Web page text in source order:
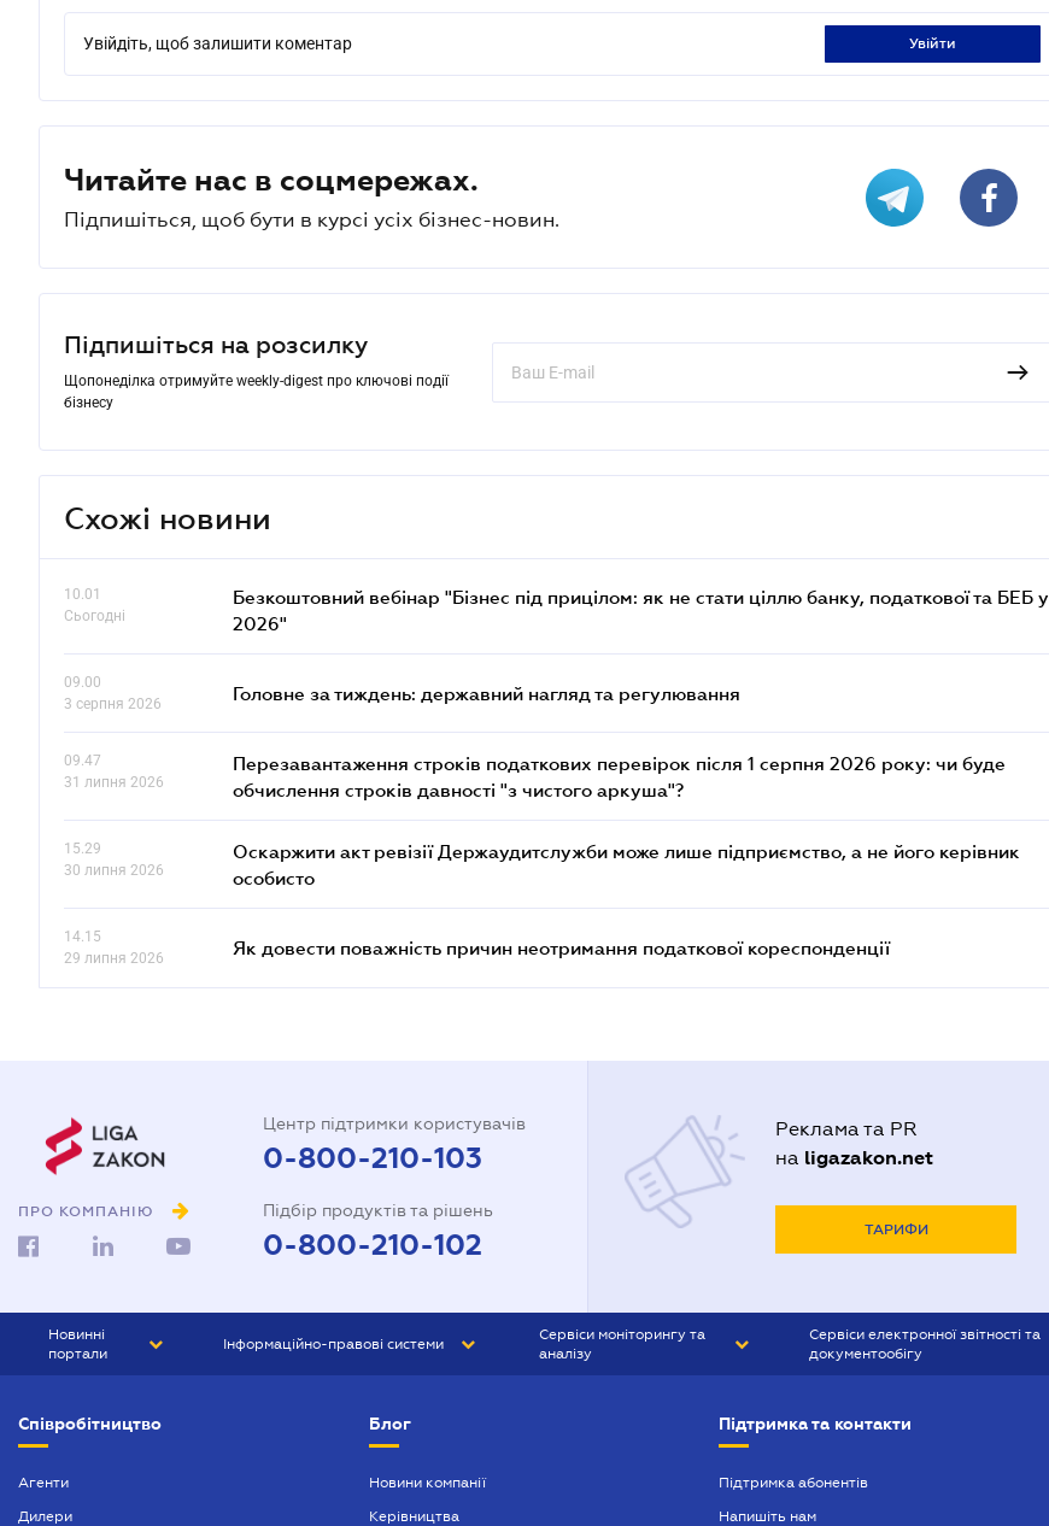
Увійдіть, щоб залишити коментар увійти
Читайте нас в соцмережах.
Підпишіться, щоб бути в курсі усіх бізнес-новин.
Підпишіться на розсилку
Щопонеділка отримуйте weekly-digest про ключові події
бізнесу
Схожі новини
10.01
Сьогодні
Безкоштовний вебінар "Бізнес під прицілом: як не стати ціллю банку, податкової та БЕБ у
2026"
09.00
3 серпня 2026
Головне за тиждень: державний нагляд та регулювання
09.47
31 липня 2026
Перезавантаження строків податкових перевірок після 1 серпня 2026 року: чи буде
обчислення строків давності "з чистого аркуша"?
15.29
30 липня 2026
Оскаржити акт ревізії Держаудитслужби може лише підприємство, а не його керівник
особисто
14.15
29 липня 2026
Як довести поважність причин неотримання податкової кореспонденції
ПРО КОМПАНІЮ
Центр підтримки користувачів
0-800-210-103
Підбір продуктів та рішень
0-800-210-102
Реклама та PR
на ligazakon.net
ТАРИФИ
Новинні
портали
БІЗНЕС
Інформаційно-правові системи
БУХГАЛТЕР ПРОФ
Сервіси моніторингу та
аналізу
Сервіси електронної звітності та
документообігу
Співробітництво
Агенти
Дилери
Блог
Новини компанії
Керівництва
Підтримка та контакти
Підтримка абонентів
Напишіть нам